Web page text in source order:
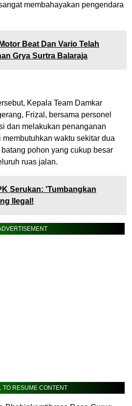
membahayakan pengendara
Beat Dan Vario Telah
Grya Surtra Balaraja
Kepala Team Damkar
Frizal, bersama personel
dan melakukan penanganan
waktu sekitar dua
pohon yang cukup besar
ruas jalan.
Serukan: 'Tumbangkan
Ilegal!
TO RESUME CONTENT